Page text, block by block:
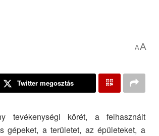
AA
Twitter megosztás
tevékenységi körét, a felhasznált
gépeket, a területet, az épületeket, a